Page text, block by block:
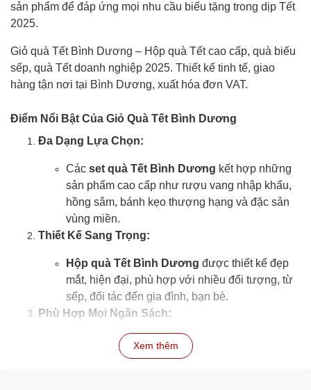
sản phẩm để đáp ứng mọi nhu cầu biếu tặng trong dịp Tết
2025.
Giỏ quà Tết Bình Dương – Hộp quà Tết cao cấp, quà biếu
sếp, quà Tết doanh nghiệp 2025. Thiết kế tinh tế, giao
hàng tận nơi tại Bình Dương, xuất hóa đơn VAT.
Điểm Nổi Bật Của Giỏ Quà Tết Bình Dương
Đa Dạng Lựa Chọn:
Các set quà Tết Bình Dương kết hợp những
sản phẩm cao cấp như rượu vang nhập khẩu,
hồng sâm, bánh kẹo thượng hạng và đặc sản
vùng miền.
Thiết Kế Sang Trọng:
Hộp quà Tết Bình Dương được thiết kế đẹp
mắt, hiện đại, phù hợp với nhiều đối tượng, từ
sếp, đối tác đến gia đình, bạn bè.
Phù Hợp Mọi Ngân Sách:
Đáp ứng đa dạng ngân sách, từ
giá rẻ Bình Dươngđến các
Xem thêm